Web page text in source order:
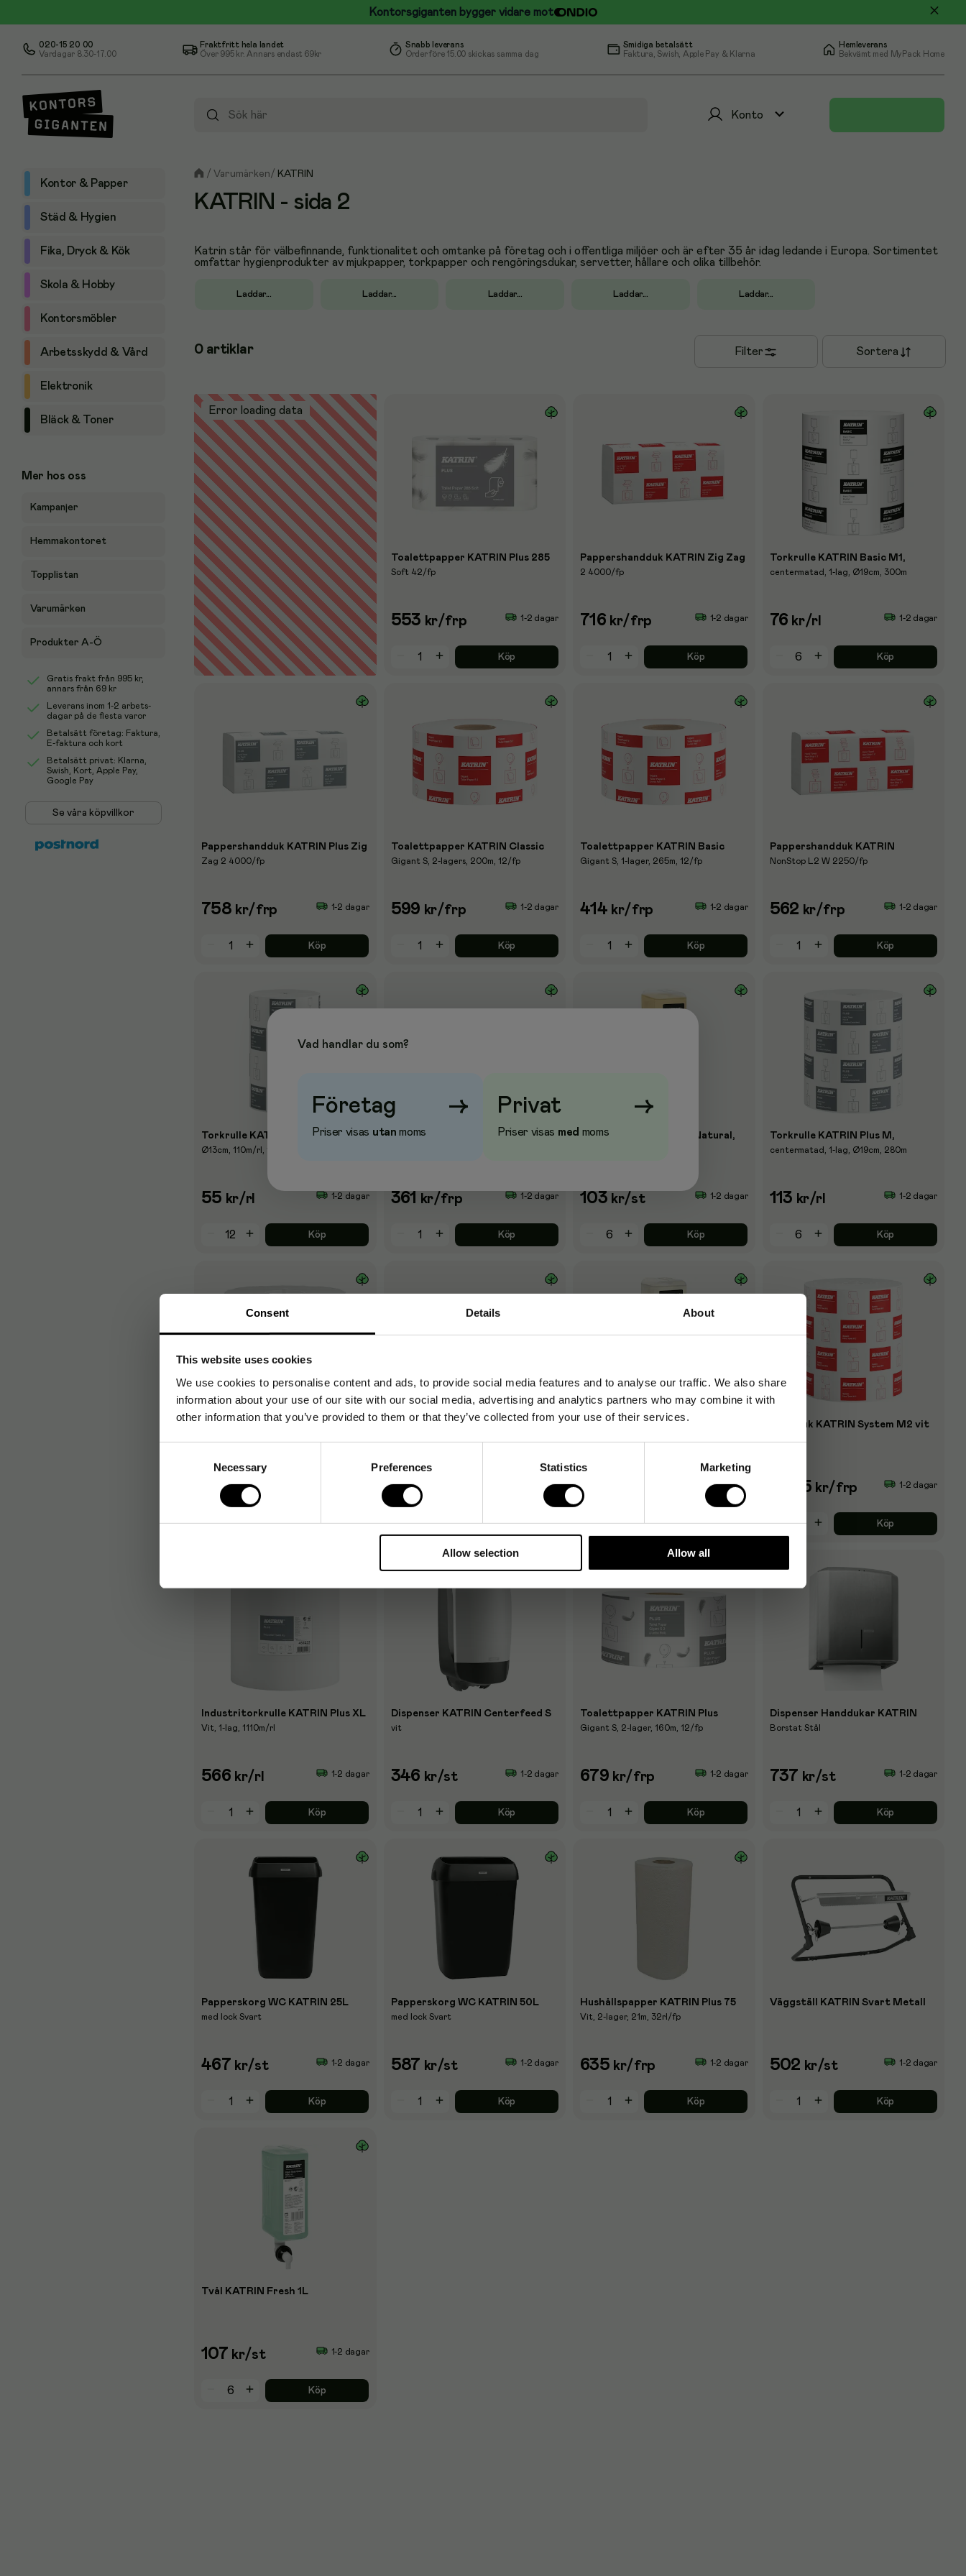
Consent Details About
This website uses cookies
We use cookies to personalise content and ads, to provide social media features and to analyse our traffic. We also share
information about your use of our site with our social media, advertising and analytics partners who may combine it with
other information that you’ve provided to them or that they’ve collected from your use of their services.
Necessary Preferences Statistics Marketing
Allow selection Allow all
Kontorsgiganten bygger vidare mot
020-15 20 00
Vardagar 8.30-17.00
Fraktfritt hela landet
Över 995 kr. Annars endast 69kr
Snabb leverans
Order före 15.00 skickas samma dag
Smidiga betalsätt
Faktura, Swish, Apple Pay & Klarna
Hemleverans
Bekvämt med MyPack Home
Konto
Kontor & Papper
Städ & Hygien
Fika, Dryck & Kök
Skola & Hobby
Kontorsmöbler
Arbetsskydd & Vård
Elektronik
Bläck & Toner
Mer hos oss
Kampanjer
Hemmakontoret
Topplistan
Varumärken
Produkter A-Ö
Gratis frakt från 995 kr,
annars från 69 kr
Leverans inom 1-2 arbets-
dagar på de flesta varor
Betalsätt företag: Faktura,
E-faktura och kort
Betalsätt privat: Klarna,
Swish, Kort, Apple Pay,
Google Pay
Se våra köpvillkor
/ Varumärken/ KATRIN
KATRIN - sida 2
Katrin står för välbefinnande, funktionalitet och omtanke på företag och i offentliga miljöer och är efter 35 år idag ledande i Europa. Sortimentet
omfattar hygienprodukter av mjukpapper, torkpapper och rengöringsdukar, servetter, hållare och olika tillbehör.
Laddar... Laddar... Laddar... Laddar... Laddar...
0 artiklar Filter Sortera
Error loading data
Toalettpapper KATRIN Plus 285
Soft 42/fp
553 kr/frp 1-2 dagar
Köp
Pappershandduk KATRIN Zig Zag
2 4000/fp
716 kr/frp 1-2 dagar
Köp
Torkrulle KATRIN Basic M1,
centermatad, 1-lag, Ø19cm, 300m
76 kr/rl 1-2 dagar
Köp
Pappershandduk KATRIN Plus Zig
Zag 2 4000/fp
758 kr/frp 1-2 dagar
Köp
Toalettpapper KATRIN Classic
Gigant S, 2-lagers, 200m, 12/fp
599 kr/frp 1-2 dagar
Köp
Toalettpapper KATRIN Basic
Gigant S, 1-lager, 265m, 12/fp
414 kr/frp 1-2 dagar
Köp
Pappershandduk KATRIN
NonStop L2 W 2250/fp
562 kr/frp 1-2 dagar
Köp
Torkrulle KATRIN Plus S1, 1-lag,
Ø13cm, 110m/rl, 12rl/FP
55 kr/rl 1-2 dagar
Köp
Toalettpapper KATRIN Basic
361 kr/frp 1-2 dagar
Köp
Tvål KATRIN Handtvål Natural,
103 kr/st 1-2 dagar
Köp
Torkrulle KATRIN Plus M,
centermatad, 1-lag, Ø19cm, 280m
113 kr/rl 1-2 dagar
Köp
Toalettpapper KATRIN Plus
1 026kr/frp
Köp
Toalettpapper KATRIN Plus
516kr 1-2 dagar
Köp
118 1-2 dagar
Köp
Handduk KATRIN System M2 vit
1 045 kr/frp 1-2 dagar
Köp
Industritorkrulle KATRIN Plus XL
Vit, 1-lag, 1110m/rl
566 kr/rl 1-2 dagar
Köp
Dispenser KATRIN Centerfeed S
vit
346 kr/st 1-2 dagar
Köp
Toalettpapper KATRIN Plus
Gigant S, 2-lager, 160m, 12/fp
679 kr/frp 1-2 dagar
Köp
Dispenser Handdukar KATRIN
Borstat Stål
737 kr/st 1-2 dagar
Köp
Papperskorg WC KATRIN 25L
med lock Svart
467 kr/st 1-2 dagar
Köp
Papperskorg WC KATRIN 50L
med lock Svart
587 kr/st 1-2 dagar
Köp
Hushållspapper KATRIN Plus 75
Vit, 2-lager, 21m, 32rl/fp
635 kr/frp 1-2 dagar
Köp
Väggställ KATRIN Svart Metall
502 kr/st 1-2 dagar
Köp
Tvål KATRIN Fresh 1L
107 kr/st 1-2 dagar
Köp
Vad handlar du som?
Företag →
Priser visas utan moms
Privat →
Priser visas med moms